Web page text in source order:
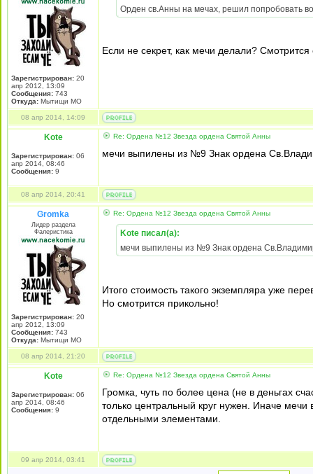
Зарегистрирован: 20
апр 2012, 13:09
Сообщения: 743
Откуда: Мытищи МО
Орден св.Анны на мечах, решил попробовать
Если не секрет, как мечи делали?
08 апр 2014, 14:09
Kote
Зарегистрирован: 06
апр 2014, 08:46
Сообщения: 9
Re: Ордена №12 Звезда ордена Святой Анны
мечи выпилены из №9 Знак ордена
08 апр 2014, 20:41
Gromka
Лидер раздела
Фалеристика
Зарегистрирован: 20
апр 2012, 13:09
Сообщения: 743
Откуда: Мытищи МО
Re: Ордена №12 Звезда ордена Святой Анны
Kote писал(а):
мечи выпилены из №9 Знак ордена
Итого стоимость такого экземпляра уже
Но смотрится прикольно!
08 апр 2014, 21:20
Kote
Зарегистрирован: 06
апр 2014, 08:46
Сообщения: 9
Re: Ордена №12 Звезда ордена Святой Анны
Громка, чуть по более цена (не в деньгах
только центральный круг нужен. Иначе
отдельными элементами.
09 апр 2014, 03:41